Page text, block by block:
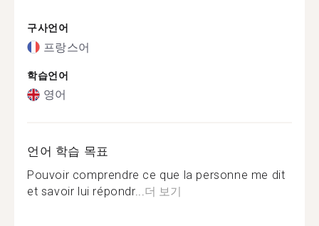
구사언어
프랑스어
학습언어
영어
언어 학습 목표
Pouvoir comprendre ce que la personne me dit
et savoir lui répondr...더 보기